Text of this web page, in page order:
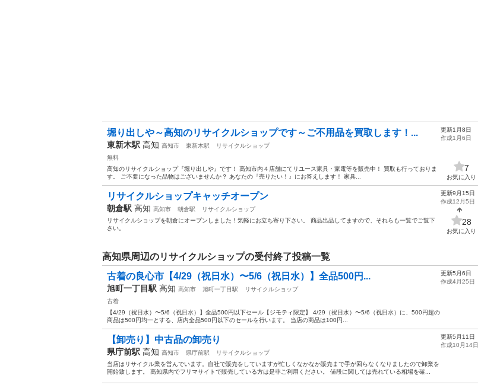
堀り出しや～高知のリサイクルショップです～ご不用品を買取します！...
東新木駅 高知 高知市 東新木駅
リサイクルショップ
無料
高知のリサイクルショップ『堀り出しや』です！ 高知市内４店舗にてリユース家具・家電等を販売中！ 買取も行っておりま
す。 ご不要になった品物はございませんか？ あなたの『売りたい！』にお答えします！ 家具...
更新1月8日
作成1月6日
7
お気に入り
リサイクルショップキャッチオープン
朝倉駅 高知 高知市 朝倉駅
リサイクルショップ
リサイクルショップを朝倉にオープンしました！気軽にお立ち寄り下さい。 商品出品してますので、それらも一覧でご覧下
さい。
更新9月15日
作成12月5日
28
お気に入り
高知県周辺のリサイクルショップの受付終了投稿一覧
古着の良心市【4/29（祝日水）〜5/6（祝日水）】全品500円...
旭町一丁目駅 高知 高知市 旭町一丁目駅
リサイクルショップ
古着
【4/29（祝日水）〜5/6（祝日水）】全品500円以下セール【ジモティ限定】 4/29（祝日水）〜5/6（祝日水）に、500円超の
商品は500円均一とする、店内全品500円以下のセールを行います。 当店の商品は100円...
更新5月6日
作成4月25日
【卸売り】中古品の卸売り
県庁前駅 高知 高知市 県庁前駅
リサイクルショップ
当店はリサイクル業を営んでいます。自社で販売をしていますが忙しくなかなか販売まで手が回らなくなりましたので卸業を
開始致します。 高知県内でフリマサイトで販売している方は是非ご利用ください。 値段に関しては売れている相場を確...
更新5月11日
作成10月14日